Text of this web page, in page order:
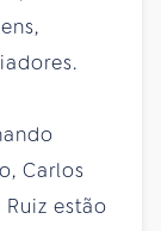
Carlos
estão